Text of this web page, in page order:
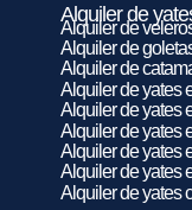
Alquiler de
Alquiler de
Alquiler de
Alquiler de
Alquiler de yates
Alquiler de yates
Alquiler de yates
Alquiler de yates
Alquiler de yates
Alquiler de yates